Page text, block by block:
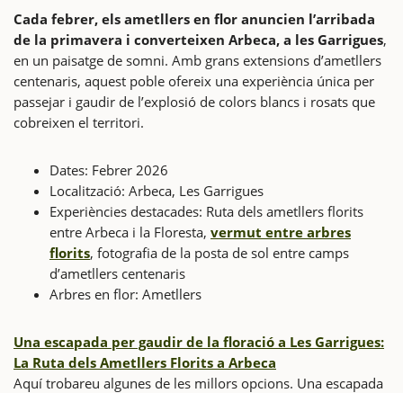
Cada febrer, els ametllers en flor anuncien l’arribada
de la primavera i converteixen Arbeca, a les Garrigues,
en un paisatge de somni. Amb grans extensions d’ametllers
centenaris, aquest poble ofereix una experiència única per
passejar i gaudir de l’explosió de colors blancs i rosats que
cobreixen el territori.
Dates: Febrer 2026
Localització: Arbeca, Les Garrigues
Experiències destacades: Ruta dels ametllers florits
entre Arbeca i la Floresta, vermut entre arbres
florits, fotografia de la posta de sol entre camps
d’ametllers centenaris
Arbres en flor: Ametllers
Una escapada per gaudir de la floració a Les Garrigues:
La Ruta dels Ametllers Florits a Arbeca
Aquí trobareu algunes de les millors opcions. Una escapada